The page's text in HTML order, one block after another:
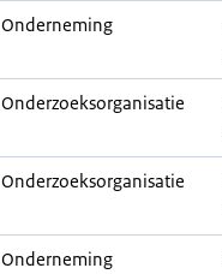
Onderneming
Onderzoeksorganisatie
Onderzoeksorganisatie
Onderneming